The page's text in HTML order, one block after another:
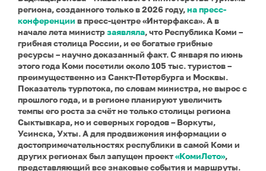
региона, созданного только в 2026 году,на пресс-
конференции в пресс-центре «Интерфакса». А в
начале лета министрзаявляла, что Республика Коми –
грибная столица России, и ее богатые грибные
ресурсы – научно доказанный факт. С января по июнь
этого года Коми посетили около 105 тыс. туристов –
преимущественно из Санкт-Петербурга и Москвы.
Показатель турпотока, по словам министра, не вырос с
прошлого года, и в регионе планируют увеличить
темпы его роста за счёт не только столицы региона
Сыктывкара, но и северных городов – Воркуты,
Усинска, Ухты. А для продвижения информации о
достопримечательностях республики в самой Коми и
других регионах был запущен проект«КомиЛето»,
представляющий все знаковые события и маршруты.